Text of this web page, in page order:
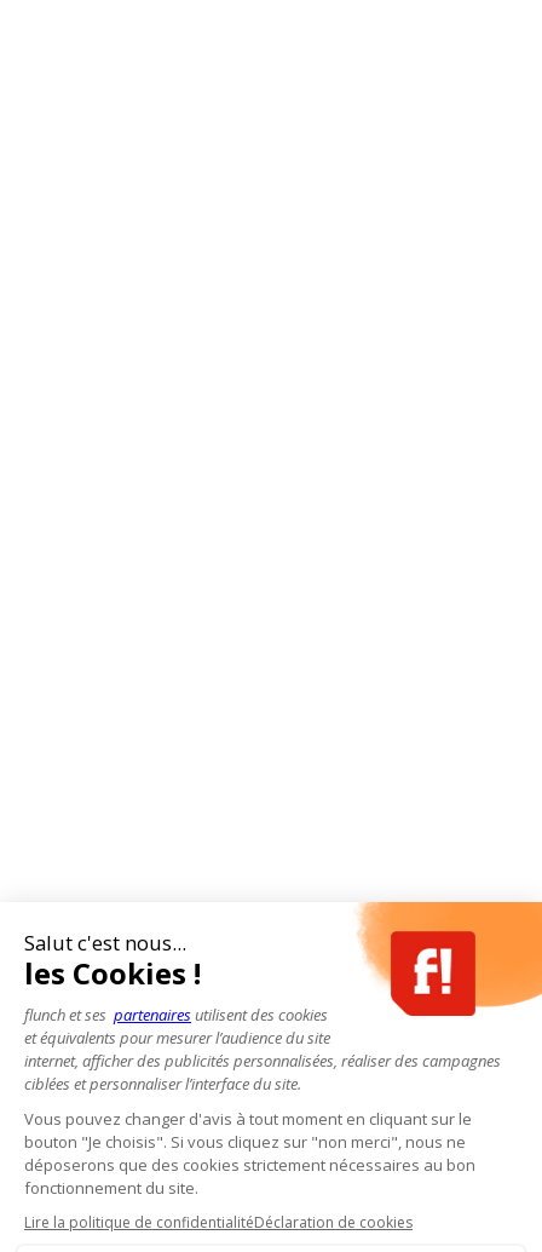
Salut c'est nous...
les Cookies !
flunch et ses partenairesutilisent des cookies
et équivalents pour mesurer l’audience du site
internet, afficher des publicités personnalisées, réaliser des campagnes
ciblées et personnaliser l’interface du site.
Vous pouvez changer d'avis à tout moment en cliquant sur le
bouton "Je choisis". Si vous cliquez sur "non merci", nous ne
déposerons que des cookies strictement nécessaires au bon
fonctionnement du site.
Lire la politique de confidentialitéDéclaration de cookies